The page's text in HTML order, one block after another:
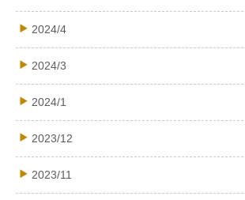
2024/4
2024/3
2024/1
2023/12
2023/11